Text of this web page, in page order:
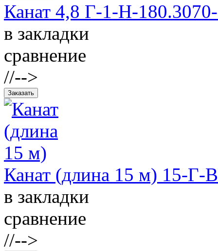
Канат 4,8 Г-1-Н-
в закладки
сравнение
//-->
Канат (длина 15 м) 15-
в закладки
сравнение
//-->